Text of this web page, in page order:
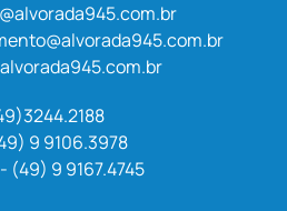
9 9106.3978
(49) 9 9167.4745